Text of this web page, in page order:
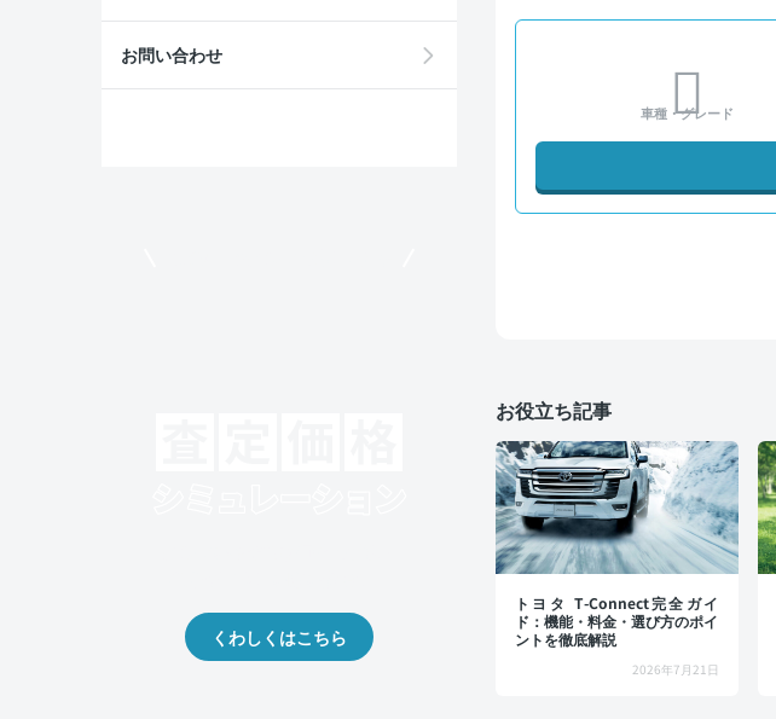
車種・グレード
お役立ち記事
トヨタ T-Connect完全ガイ
ド：機能・料金・選び方のポイ
ントを徹底解説
2026年7月21日
お問い合わせ
くわしくはこちら